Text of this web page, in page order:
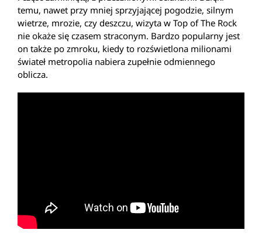
temu, nawet przy mniej sprzyjającej pogodzie, silnym
wietrze, mrozie, czy deszczu, wizyta w Top of The Rock
nie okaże się czasem straconym. Bardzo popularny jest
on także po zmroku, kiedy to rozświetlona milionami
świateł metropolia nabiera zupełnie odmiennego
oblicza.